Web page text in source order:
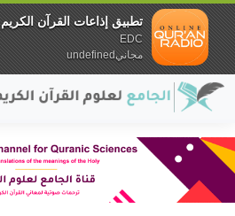
تطبيق إذاعات القرآن الكريم
EDC
مجانيundefined